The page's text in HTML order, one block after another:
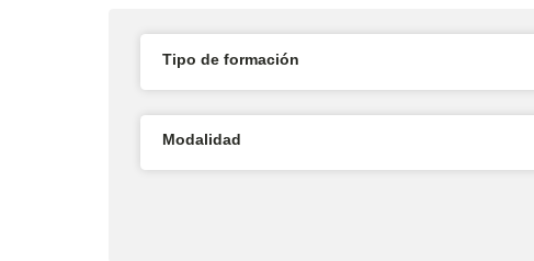
Tipo de formación
Modalidad